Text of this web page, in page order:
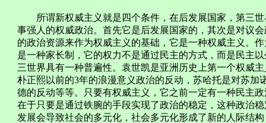
所谓新权威主义就是四个条件，在后发展国家，第三世
事强人的权威政治。首先它是后发展国家的，其次是对议
的政治资源来作为权威主义的基础，它是一种权威主义。
是一种家长制，它的权力不是通过民主的方式，而是民主
三世界具有一种普遍性。袁世凯是亚洲历史上第一个权威
朴正熙以前的3年的浪漫意义政治的反动，苏哈托是对苏加
德的反动等等。只要有权威主义，它之前一定有一种民主
在于只要是通过铁腕的手段实现了政治的稳定，这种政治
发展会导致社会的多元化，社会多元化形成了新的人际结